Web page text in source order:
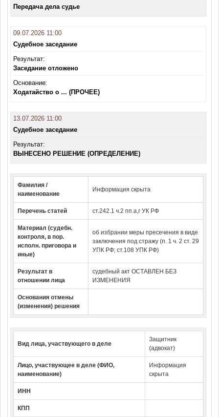
Передача дела судье
09.07.2026 11:00
Судебное заседание
Результат:
Заседание отложено
Основание:
Ходатайство о ... (ПРОЧЕЕ)
13.07.2026 11:00
Судебное заседание
Результат:
ВЫНЕСЕНО РЕШЕНИЕ (ОПРЕДЕЛЕНИЕ)
Фамилия /
наименование
Информация скрыта
Перечень статей ст.242.1 ч.2 пп.а,г УК РФ
Материал (судебн.
контроля, в пор.
исполн. приговора и
иные)
об избрании меры пресечения в виде
заключения под стражу (п. 1 ч. 2 ст. 29
УПК РФ; ст.108 УПК РФ)
Результат в
отношении лица
судебный акт ОСТАВЛЕН БЕЗ
ИЗМЕНЕНИЯ
Основания отмены
(изменения) решения
Вид лица, участвующего в деле
Защитник
(адвокат)
Лицо, участвующее в деле (ФИО,
наименование)
Информация
скрыта
ИНН
КПП